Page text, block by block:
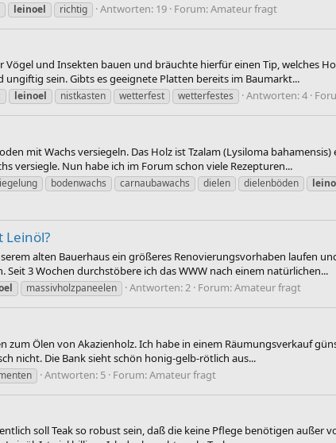
leinoel richtig Antworten: 19 Forum:Amateur fragt
und Insekten bauen und bräuchte hierfür einen Tip, welches
sein. Gibts es geeignete Platten bereits im Baumarkt...
leinoel nistkasten wetterfest wetterfestes Antworten: 4
mit Wachs versiegeln. Das Holz ist Tzalam (Lysiloma
versiegle. Nun habe ich im Forum schon viele Rezepturen...
bodenwachs carnaubawachs dielen dielenböden
Leinöl?
alten Bauerhaus ein größeres Renovierungsvorhaben laufen
3 Wochen durchstöbere ich das WWW nach einem natürlichen...
massivholzpaneelen Antworten: 2 Forum:Amateur fragt
Ölen von Akazienholz. Ich habe in einem Räumungsverkauf
nicht. Die Bank sieht schön honig-gelb-rötlich aus...
Antworten: 5 Forum:Amateur fragt
soll Teak so robust sein, daß die keine Pflege benötigen außer